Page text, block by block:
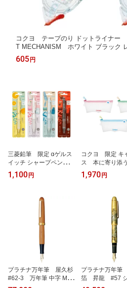
コクヨ テープのり ドットライナー
T MECHANISM ホワイト ブラック
605 円
三菱鉛筆 限定 αゲルス
イッチ シャープペンシ
ル 0.5mm レモンイエ
ロー ヨーグルト ラムネ
1,100 円
コクヨ 限定 キ
ス 本に寄り添
ース Zoff F-
1
1,970 円
プラチナ万年筆 屋久杉
#62-3 万年筆 中字 M
PYB-50000
プラチナ万年筆
箔 昇龍 #57 シ
ュウ PNB-